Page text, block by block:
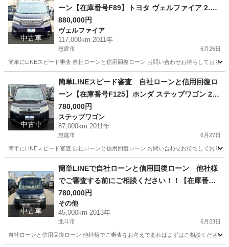
中古車
ーン【在庫番号F89】トヨタ ヴェルファイア 2.4 Z
プラチナセレクションII 4WD/ リース/ス自社分割 /
信用回復ローン/自己破産/債務整理/他社お断りさ
れた方/お電話での仮審査/
880,000円
ヴェルファイア
117,000km 2011年
恵庭市 6月26日
簡単にLINEスピード審査 自社ローンと信用回復ローン お問い合わせお待ちしており
ヴェルファイア ローン
中古車
簡単LINEスピード審査 自社ローンと信用回復ロ
ーン【在庫番号F125】ホンダ ステップワゴン 2.0
G Lパッケージ 4WD/ リース/ス自社分割 /信用回復
ローン/自己破産/債務整理/他社お断りされた方/お
電話での仮審査/
780,000円
ステップワゴン
87,000km 2011年
恵庭市 6月27日
簡単にLINEスピード審査 自社ローンと信用回復ローン お問い合わせお待ちしており
ステップワゴン
中古車
簡単LINEで自社ローンと信用回復ローン 他社様
でご審査する前にご相談ください！！【在庫番号F
61】スズキ スペーシア 660 X 4WD/ リース/ス自社
分割 /信用回復ローン/自己破産/債務整理/他社お断
りされた方/お電話での仮審査/
780,000円
その他
45,000km 2013年
北斗市 6月23日
自社ローンと信用回復ローン 他社様でご審査をお考えであればまずはご相談くださ